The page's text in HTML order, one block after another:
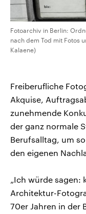
Fotoarchiv in Berlin:
nach dem Tod mit Fotos
Kalaene)
Freiberufliche
Akquise,
zunehmende
der ganz normale
Berufsalltag, um
den eigenen
„Ich würde sagen:
Architektur-
70er Jahren in der